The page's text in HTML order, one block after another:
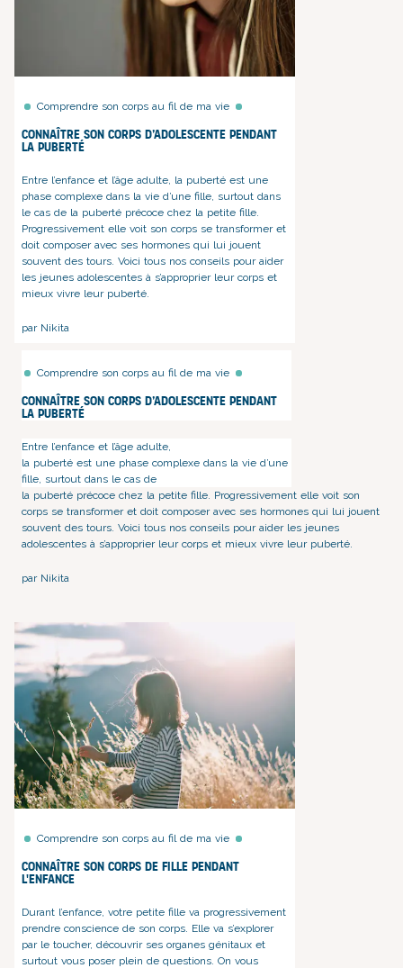
Comprendre son corps au fil de ma vie
Connaître son corps d’adolescente pendant
la puberté
Entre l’enfance et l’âge adulte, la puberté est une
phase complexe dans la vie d’une fille, surtout dans
le cas de la puberté précoce chez la petite fille.
Progressivement elle voit son corps se transformer et
doit composer avec ses hormones qui lui jouent
souvent des tours. Voici tous nos conseils pour aider
les jeunes adolescentes à s’approprier leur corps et
mieux vivre leur puberté.
par Nikita
Comprendre son corps au fil de ma vie
Connaître son corps d’adolescente pendant
la puberté
Entre l’enfance et l’âge adulte,
la puberté est une phase complexe dans la vie d’une
fille, surtout dans le cas de
la puberté précoce chez la petite fille. Progressivement elle voit son
corps se transformer et doit composer avec ses hormones qui lui jouent
souvent des tours. Voici tous nos conseils pour aider les jeunes
adolescentes à s’approprier leur corps et mieux vivre leur puberté.
par Nikita
Comprendre son corps au fil de ma vie
Connaître son corps de fille pendant
l'enfance
Durant l’enfance, votre petite fille va progressivement
prendre conscience de son corps. Elle va s’explorer
par le toucher, découvrir ses organes génitaux et
surtout vous poser plein de questions. On vous